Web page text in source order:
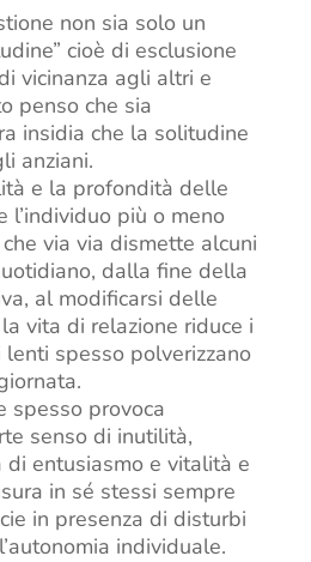
non sia solo un
cioè di esclusione
vicinanza agli altri e
penso che sia
insidia che la solitudine
anziani.
e la profondità delle
l’individuo più o meno
via via dismette alcuni
dalla fine della
al modificarsi delle
vita di relazione riduce i
spesso polverizzano
spesso provoca
senso di inutilità,
di entusiasmo e vitalità e
in sé stessi sempre
in presenza di disturbi
individuale.